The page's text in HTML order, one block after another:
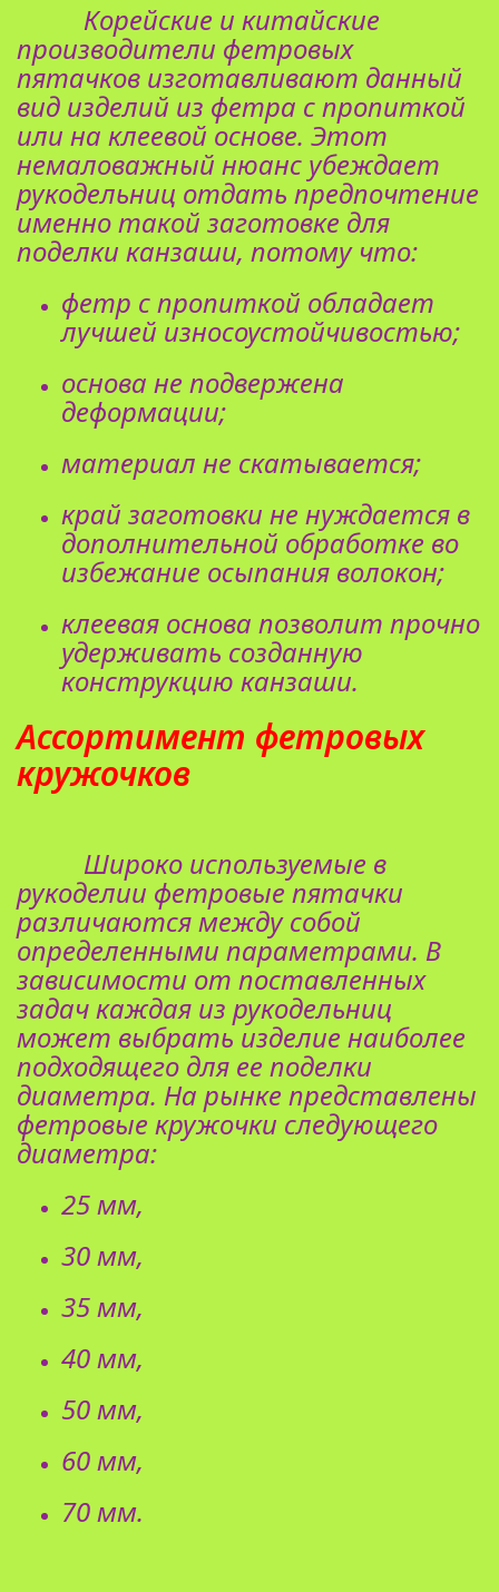
Корейские и китайские
производители фетровых
пятачков изготавливают данный
вид изделий из фетра с пропиткой
или на клеевой основе. Этот
немаловажный нюанс убеждает
рукодельниц отдать предпочтение
именно такой заготовке для
поделки канзаши, потому что:
фетр с пропиткой обладает
лучшей износоустойчивостью;
основа не подвержена
деформации;
материал не скатывается;
край заготовки не нуждается в
дополнительной обработке во
избежание осыпания волокон;
клеевая основа позволит прочно
удерживать созданную
конструкцию канзаши.
Ассортимент фетровых
кружочков
Широко используемые в
рукоделии фетровые пятачки
различаются между собой
определенными параметрами. В
зависимости от поставленных
задач каждая из рукодельниц
может выбрать изделие наиболее
подходящего для ее поделки
диаметра. На рынке представлены
фетровые кружочки следующего
диаметра:
25 мм,
30 мм,
35 мм,
40 мм,
50 мм,
60 мм,
70 мм.